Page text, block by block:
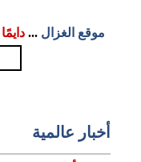
موقع الغزال ...
أخبار عالمية